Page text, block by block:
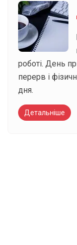
роботі. День
перерв і
дня.
Детальніше